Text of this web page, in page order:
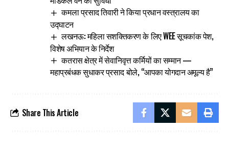
कमला प्रसाद तिवारी ने किया प्रधान वस्त्रालय का
उद्घाटन
लखनऊ: महिला सशक्तिकरण के लिए WEE सूचकांक पेश,
विशेष अभियान के निर्देश
कतरास क्षेत्र में सेवानिवृत्त कर्मियों का सम्मान —
महाप्रबंधक सुधाकर प्रसाद बोले, “आपका योगदान अमूल्य है”
Share This Article